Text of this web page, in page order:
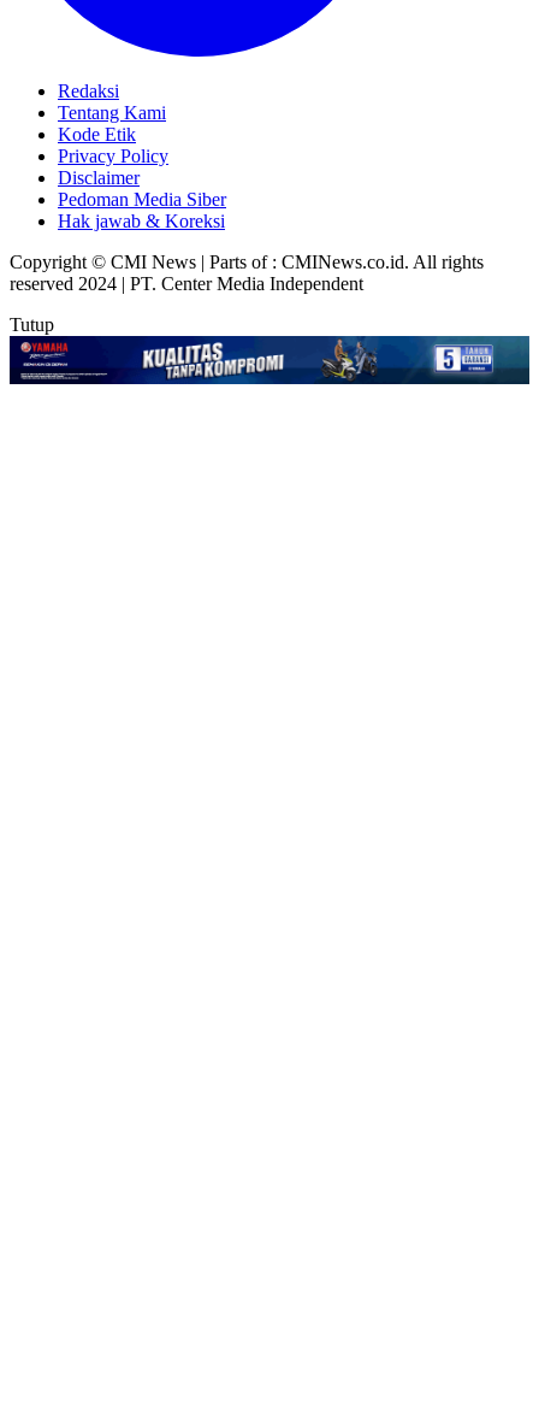
Redaksi
Tentang Kami
Kode Etik
Privacy Policy
Disclaimer
Pedoman Media Siber
Hak jawab & Koreksi
Copyright © CMI News | Parts of : CMINews.co.id. All rights
reserved 2024 | PT. Center Media Independent
Tutup